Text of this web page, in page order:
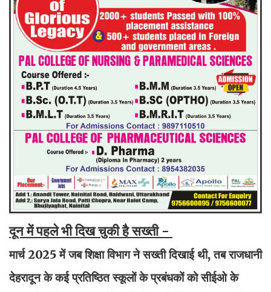
दून में पहले भी दिख चुकी है सख्ती -
मार्च 2025 में जब शिक्षा विभाग ने सख्ती दिखाई थी, तब राजधानी
देहरादून के कई प्रतिष्ठित स्कूलों के प्रबंधकों को सीईओ के